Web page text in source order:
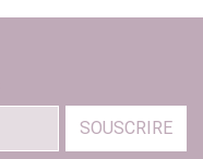
SOUSCRIRE